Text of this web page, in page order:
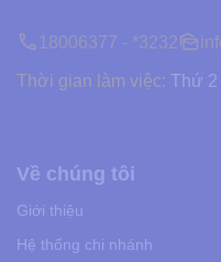
18006377 - *3232
Thời gian làm việc: Thứ 2
Về chúng tôi
Giới thiệu
Hệ thống chi nhánh